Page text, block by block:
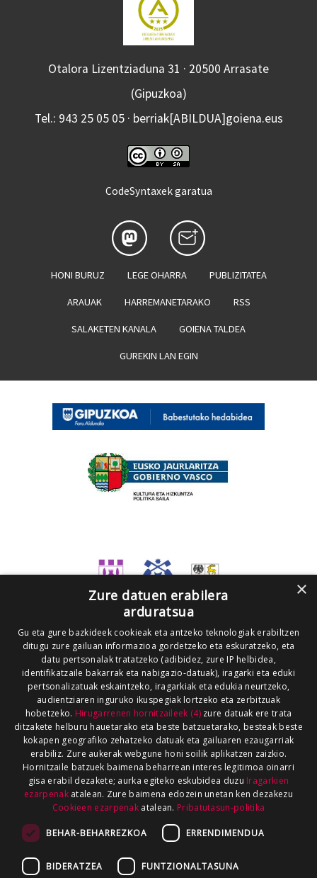
Otalora Lizentziaduna 31 · 20500 Arrasate
(Gipuzkoa)
Tel.: 943 25 05 05 · berriak[ABILDUA]goiena.eus
CodeSyntaxek garatua
HONI BURUZ LEGE OHARRA PUBLIZITATEA
ARAUAK HARREMANETARAKO RSS
SALAKETEN KANALA GOIENA TALDEA
GUREKIN LAN EGIN
×
Zure datuen erabilera
arduratsua
Gu eta gure bazkideek cookieak eta antzeko teknologiak erabiltzen
ditugu zure gailuan informazioa gordetzeko eta eskuratzeko, eta
datu pertsonalak tratatzeko (adibidez, zure IP helbidea,
identifikatzaile bakarrak eta nabigazio-datuak), iragarki eta eduki
pertsonalizatuak eskaintzeko, iragarkiak eta edukia neurtzeko,
audientziaren inguruko ikuspegiak lortzeko eta zerbitzuak
hobetzeko. Hirugarrenen hornitzaileek (4)zure datuak ere trata
ditzakete helburu hauetarako eta beste batzuetarako, besteak beste
kokapen geografiko zehatzeko datuak eta gailuaren ezaugarriak
erabiliz. Zure aukerak webgune honi soilik aplikatzen zaizkio.
Hornitzaile batzuek baimena beharrean interes legitimoa oinarri
gisa erabil dezakete; aurka egiteko eskubidea duzu Iragarkien
ezarpenakatalean. Zure baimena edozein unetan ken dezakezu
Cookieen ezarpenak atalean. Pribatutasun-politika
BEHAR-BEHARREZKOA ERRENDIMENDUA
BIDERATZEA FUNTZIONALTASUNA